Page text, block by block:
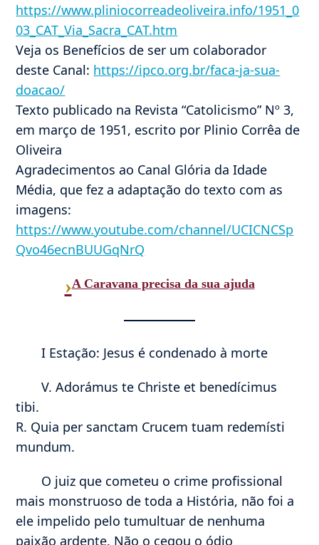
https://www.pliniocorreadeoliveira.info/1951_0
03_CAT_Via_Sacra_CAT.htm
Veja os Benefícios de ser um colaborador
deste Canal: https://ipco.org.br/faca-ja-sua-
doacao/
Texto publicado na Revista “Catolicismo” Nº 3,
em março de 1951, escrito por Plinio Corrêa de
Oliveira
Agradecimentos ao Canal Glória da Idade
Média, que fez a adaptação do texto com as
imagens:
https://www.youtube.com/channel/UCICNCSp
Qvo46ecnBUUGqNrQ
›A Caravana precisa da sua ajuda
I Estação: Jesus é condenado à morte
V. Adorámus te Christe et benedícimus
tibi.
R. Quia per sanctam Crucem tuam redemísti
mundum.
O juiz que cometeu o crime profissional
mais monstruoso de toda a História, não foi a
ele impelido pelo tumultuar de nenhuma
paixão ardente. Não o cegou o ódio